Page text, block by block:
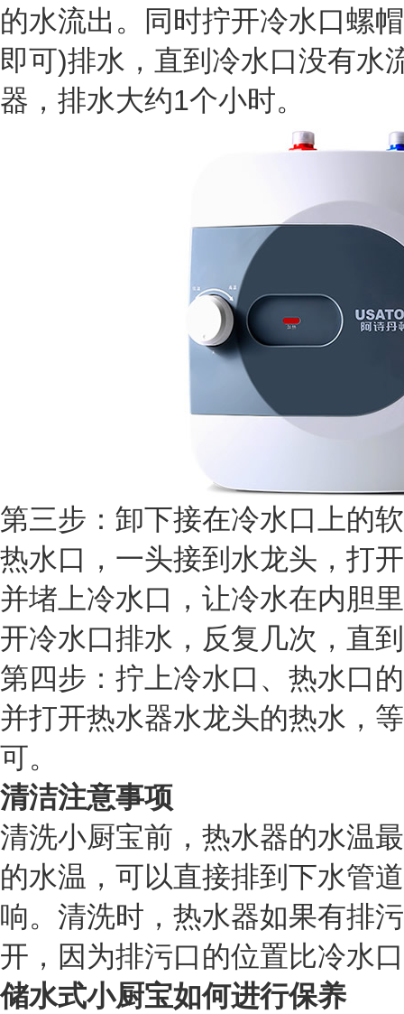
的水流出。同时拧开冷水口螺
即可)排水，直到冷水口没有水
器，排水大约1个小时。
第三步：卸下接在冷水口上的
热水口，一头接到水龙头，打
并堵上冷水口，让冷水在内胆
开冷水口排水，反复几次，直
第四步：拧上冷水口、热水口
并打开热水器水龙头的热水，
可。
清洁注意事项
清洗小厨宝前，热水器的水温
的水温，可以直接排到下水管
响。清洗时，热水器如果有排
开，因为排污口的位置比冷水
储水式小厨宝如何进行保养